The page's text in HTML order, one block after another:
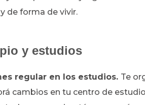
de forma de vivir.
y estudios
regular en los estudios. Te
cambios en tu centro de